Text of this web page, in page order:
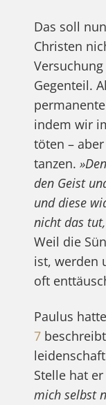
Das soll
Christen
Gegenteil.
indem wir
töten –
tanzen.
den Geist
und diese
nicht das
Weil die
ist, werden
oft
Paulus
7
Stelle hat
mich selbst